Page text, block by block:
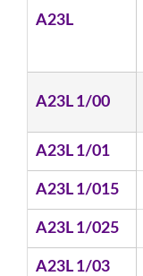
A23L
A23L 1/00
A23L 1/01
A23L 1/015
A23L 1/025
A23L 1/03